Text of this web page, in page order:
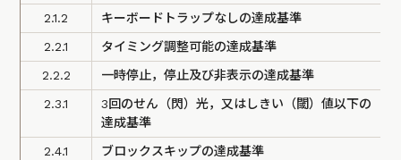
2.1.2
キーボードトラップなしの達成基準
2.2.1
タイミング調整可能の達成基準
2.2.2
一時停止，停止及び非表示の達成基準
2.3.1
3回のせん（閃）光，又はしきい（閾）値以下の
達成基準
2.4.1
ブロックスキップの達成基準